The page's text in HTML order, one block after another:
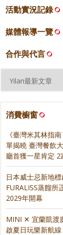
活動實況記錄
媒體報導一覽
合作與代言
消費櫥窗
《臺灣米其林指
單揭曉 臺灣餐飲
廳首獲一星肯定
日本威士忌新地
FURALISS蒸餾所
2029年開幕
MINI ✕ 宜蘭凱渡
啟夏日玩樂新航線